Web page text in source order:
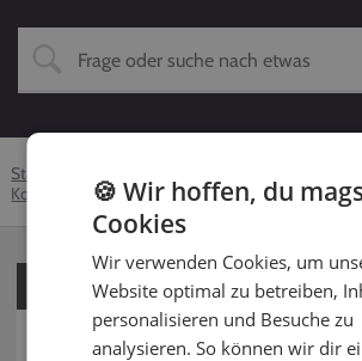
Startseite
Kontaktaufnahme
Persönliches
Für Kunden
Für Dienstleister
🍪 Wir hoffen, du
Cookies
Wir verwenden Cookies, um
Website optimal zu betreiben,
personalisieren und Besuche zu
analysieren. So können wir dir